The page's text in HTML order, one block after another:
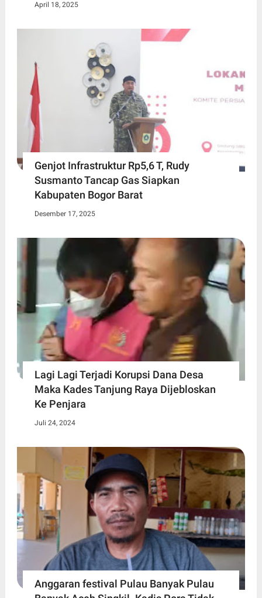
April 18, 2025
Genjot Infrastruktur Rp5,6 T, Rudy
Susmanto Tancap Gas Siapkan
Kabupaten Bogor Barat
Desember 17, 2025
Lagi Lagi Terjadi Korupsi Dana Desa
Maka Kades Tanjung Raya Dijebloskan
Ke Penjara
Juli 24, 2024
Anggaran festival Pulau Banyak Pulau